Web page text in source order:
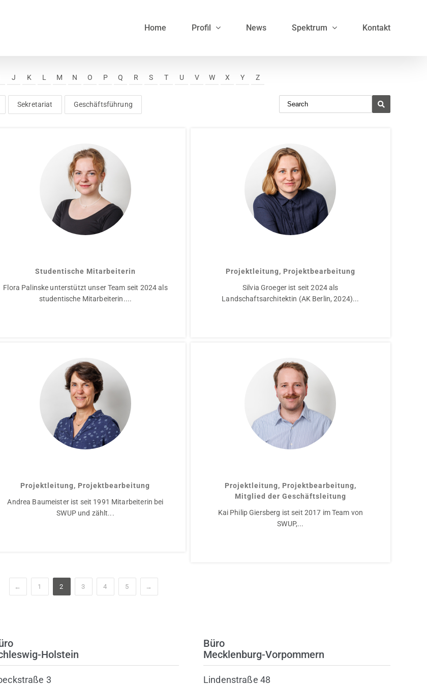
Home Profil News Spektrum Kontakt
J K L M N O P Q R S T U V W X Y Z
Sekretariat Geschäftsführung
Studentische Mitarbeiterin
Flora Palinske unterstützt unser Team seit 2024 als
studentische Mitarbeiterin....
Projektleitung, Projektbearbeitung
Silvia Groeger ist seit 2024 als
Landschaftsarchitektin (AK Berlin, 2024)...
Projektleitung, Projektbearbeitung
Andrea Baumeister ist seit 1991 Mitarbeiterin bei
SWUP und zählt...
Projektleitung, Projektbearbeitung,
Mitglied der Geschäftsleitung
Kai Philip Giersberg ist seit 2017 im Team von
SWUP,...
← 1 2 3 4 5 →
Holstein
3
Büro
Mecklenburg-Vorpommern
Lindenstraße 48